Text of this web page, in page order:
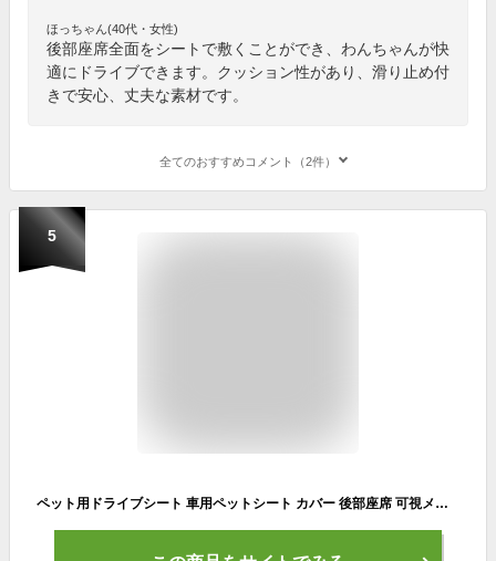
ほっちゃん(40代・女性)
後部座席全面をシートで敷くことができ、わんちゃんが快
適にドライブできます。クッション性があり、滑り止め付
きで安心、丈夫な素材です。
全てのおすすめコメント（2件）
5
ペット用ドライブシート 車用ペットシート カバー 後部座席 可視メッシュ窓 車シート カーシートカバー長さ調節可能 滑り止め 防水防汚 折り畳み式 洗濯可能 犬 猫用 旅行 お出かけ 全種犬 全車種対応 新型ペット用ドライブシート 車後部座席